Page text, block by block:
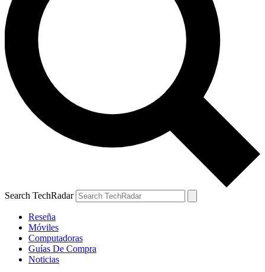
Search TechRadar
Reseña
Móviles
Computadoras
Guías De Compra
Noticias